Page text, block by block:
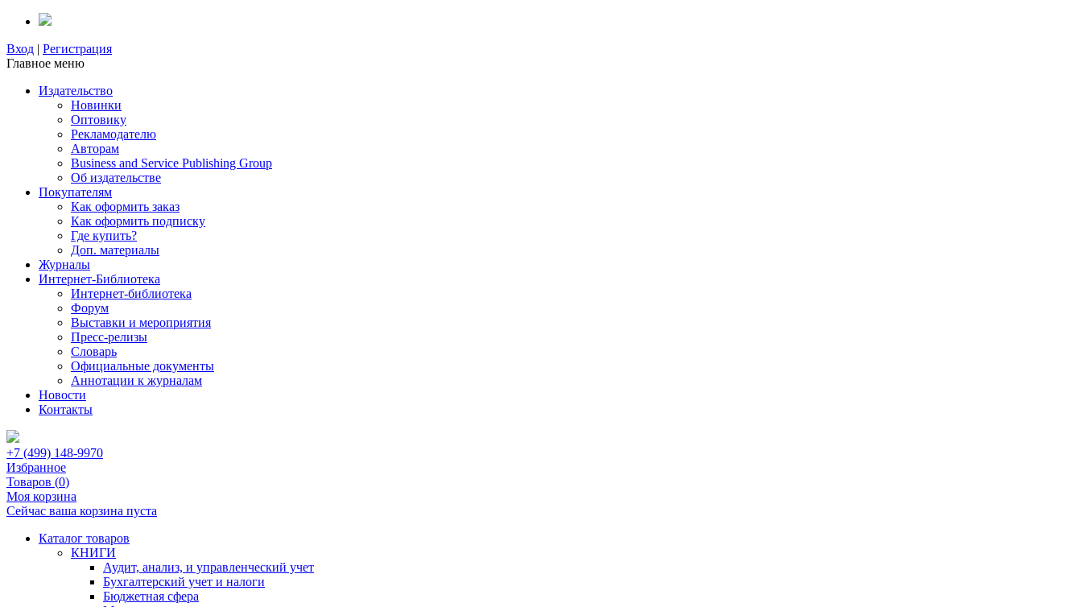
Вход | Регистрация
Главное меню
Издательство
Новинки
Оптовику
Рекламодателю
Авторам
Business and Service Publishing Group
Об издательстве
Покупателям
Как оформить заказ
Как оформить подписку
Где купить?
Доп. материалы
Журналы
Интернет-Библиотека
Интернет-библиотека
Форум
Выставки и мероприятия
Пресс-релизы
Словарь
Официальные документы
Аннотации к журналам
Новости
Контакты
+7 (499) 148-9970
Избранное
Товаров (0)
Моя корзина
Сейчас ваша корзина пуста
Каталог товаров
КНИГИ
Аудит, анализ, и управленческий учет
Бухгалтерский учет и налоги
Бюджетная сфера